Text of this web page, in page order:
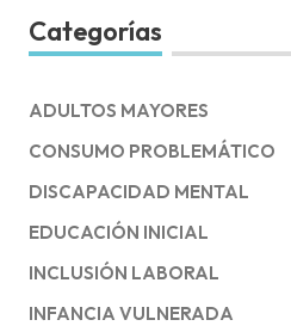
Categorías
ADULTOS MAYORES
CONSUMO PROBLEMÁTICO
DISCAPACIDAD MENTAL
EDUCACIÓN INICIAL
INCLUSIÓN LABORAL
INFANCIA VULNERADA